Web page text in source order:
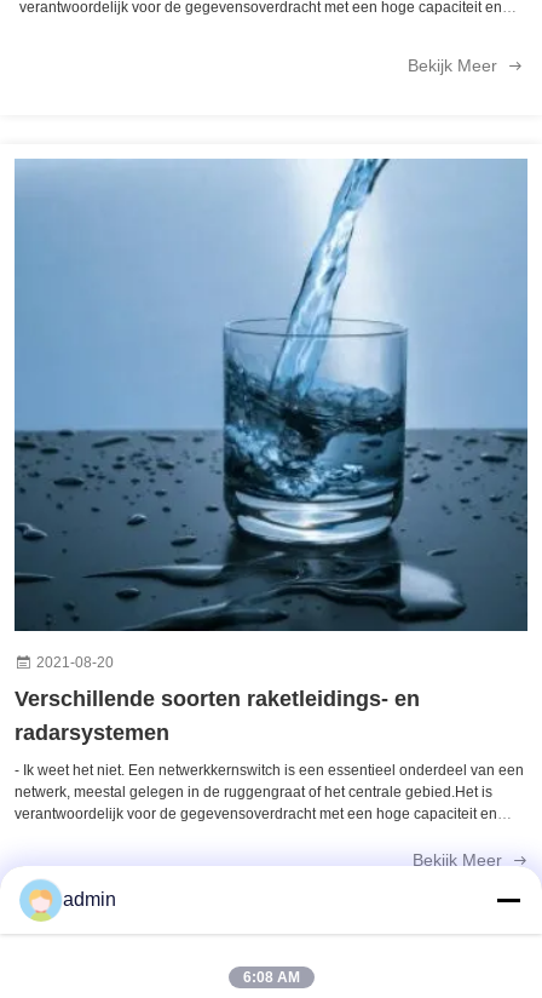
verantwoordelijk voor de gegevensoverdracht met een hoge capaciteit en
Bekijk Meer
2021-08-20
Verschillende soorten raketleidings- en
radarsystemen
- Ik weet het niet. Een netwerkkernswitch is een essentieel onderdeel van een
netwerk, meestal gelegen in de ruggengraat of het centrale gebied.Het is
verantwoordelijk voor de gegevensoverdracht met een hoge capaciteit en
Bekijk Meer
admin
6:08 AM